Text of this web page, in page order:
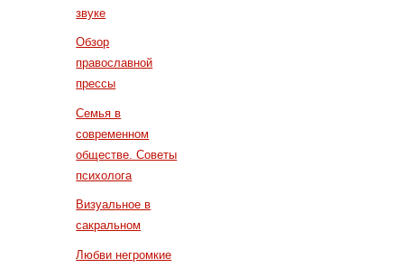
звуке
Обзор
православной
прессы
Семья в
современном
обществе. Советы
психолога
Визуальное в
сакральном
Любви негромкие